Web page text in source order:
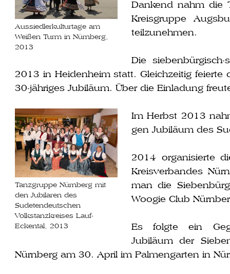
Aussiedlerkulturtage am
Weißen Turm in Nürnberg,
2013
Dankend nahm die
Kreisgruppe
teilzunehmen.
Die sie­ben­bür­gisch-
2013 in Heidenheim statt. Gleichzeitig fei­er­te
30-jäh­ri­ges Jubiläum. Über die Einladung
Tanzgruppe Nürnberg mit
den Jubilaren des
Sudetendeutschen
Volkstanzkreises Lauf-
Eckental, 2013
Im Herbst 2013
gen Jubiläum des
2014 orga­ni­sier­te
Kreisverbandes
man die
Woogie Club
Es folg­te ein
Jubiläum der
Nürnberg am 30. April im Palmengarten in